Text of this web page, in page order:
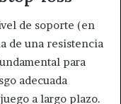
de soporte (en
de una resistencia
para
adecuada
a largo plazo.